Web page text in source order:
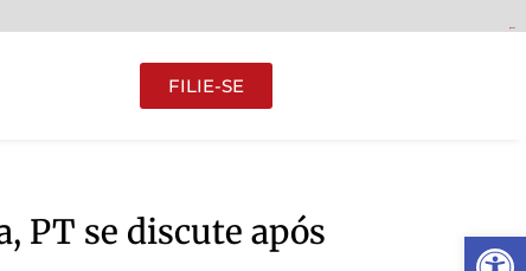
Abrir
FILIE-SE
PT se discute após